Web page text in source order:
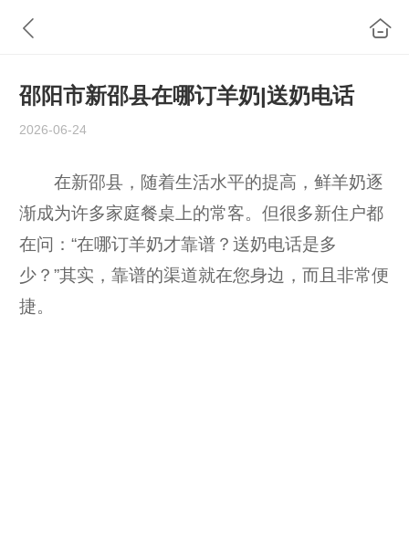
邵阳市新邵县在哪订羊奶|送奶电话
2026-06-24
在新邵县，随着生活水平的提高，鲜羊奶逐
渐成为许多家庭餐桌上的常客。但很多新住户都
在问：“在哪订羊奶才靠谱？送奶电话是多
少？”其实，靠谱的渠道就在您身边，而且非常便
捷。